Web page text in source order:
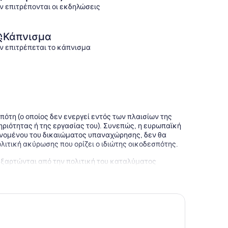
επιτρέπονται οι εκδηλώσεις
Κάπνισμα
επιτρέπεται το κάπνισμα
(ο οποίος δεν ενεργεί εντός των πλαισίων της
ή της εργασίας του). Συνεπώς, η ευρωπαϊκή
του δικαιώματος υπαναχώρησης, δεν θα
ακύρωσης που ορίζει ο ιδιώτης οικοδεσπότης.
από την πολιτική του καταλύματος